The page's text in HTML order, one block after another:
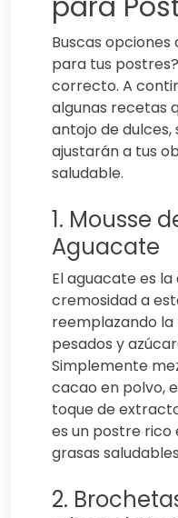
Buscas opciones
para tus
correcto. A
algunas recetas
antojo de dulces,
ajustarán a tus
saludable.
1. Mousse
Aguacate
El aguacate es
cremosidad a
reemplazando
pesados y
Simplemente
cacao en polvo,
toque de
es un postre rico
grasas
2.